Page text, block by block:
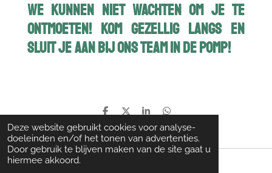
Deze website gebruikt cookies voor analyse-
doeleinden en/of het tonen van advertenties.
Door gebruik te blijven maken van de site gaat u
hiermee akkoord.
We kunnen niet wachten om je te
ontmoeten! Kom gezellig langs en
sluit je aan bij ons team in de Pomp!
D
l
e
n
D
e
e
l
S
a
r
e
D
l
e
n